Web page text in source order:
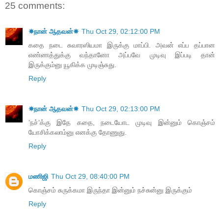
25 comments:
☀நான் ஆதவன்☀ Thu Oct 29, 02:12:00 PM
கதை நடை சுவாரஸியமா இருக்கு மாப்பி. அவன் எப்ப தப்பான
எண்ணத்துக்கு வந்தானோ அப்பவே முடிவு இப்படி தான்
இருக்கும்னு யூகிக்க முடிஞ்சுது.
Reply
☀நான் ஆதவன்☀ Thu Oct 29, 02:13:00 PM
’நச்’க்கு இதே கதை, நடையோட முடிவு இன்னும் கொஞ்சம்
யோசிக்கலாம்னு எனக்கு தோணுது.
Reply
மணிஜி Thu Oct 29, 08:40:00 PM
கொஞ்சம் சுருக்கமா இருந்தா இன்னும் நச்சுன்னு இருக்கும்
Reply